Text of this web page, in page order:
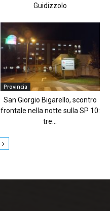
Guidizzolo
Provincia
San Giorgio Bigarello, scontro
frontale nella notte sulla SP 10:
tre...